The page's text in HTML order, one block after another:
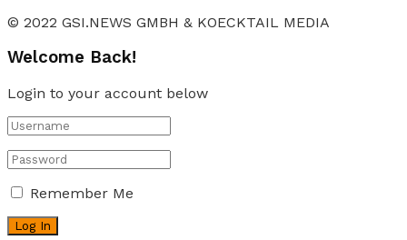
© 2022 GSI.NEWS GMBH & KOECKTAIL MEDIA
Welcome Back!
Login to your account below
Remember Me